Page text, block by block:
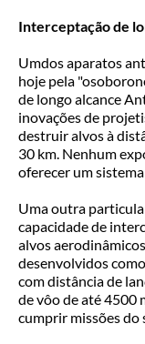
Interceptação de
Umdos aparatos
hoje pela
de longo alcance
inovações de
destruir alvos à
30 km. Nenhum
oferecer um
Uma outra
capacidade de
alvos
desenvolvidos
com distância de
de vôo de até 4500
cumprir missões